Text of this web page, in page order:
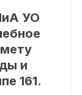
УО
и
161.